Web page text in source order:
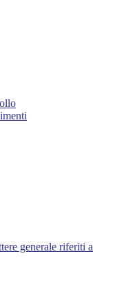
generale riferiti a